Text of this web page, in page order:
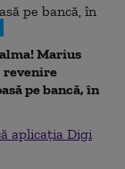
Marius
revenire
pe bancă, în
aplicația Digi